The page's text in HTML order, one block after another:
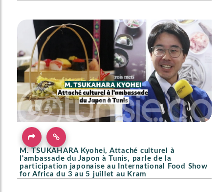
M. TSUKAHARA Kyohei, Attaché culturel à
l'ambassade du Japon à Tunis, parle de la
participation japonaise au International Food Show
for Africa du 3 au 5 juillet au Kram